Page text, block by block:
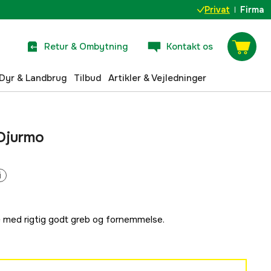
Privat Firma
Retur & Ombytning Kontakt os
Dyr & Landbrug Tilbud Artikler & Vejledninger
i
rigtig godt greb og fornemmelse.